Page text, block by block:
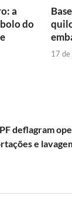
a
do
17
deflagram
e